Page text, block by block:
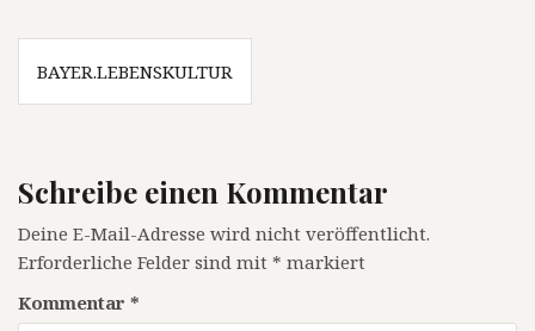
Beitragsnavigation
BAYER.LEBENSKULTUR
Schreibe einen Kommentar
Deine E-Mail-Adresse wird nicht veröffentlicht.
Erforderliche Felder sind mit * markiert
Kommentar *